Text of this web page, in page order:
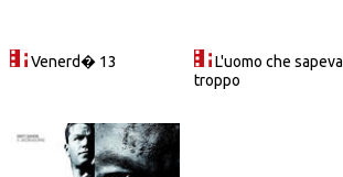
Venerd� 13
L'uomo che sapeva
troppo